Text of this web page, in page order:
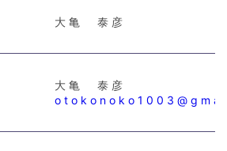
大亀 泰彦
大亀 泰彦